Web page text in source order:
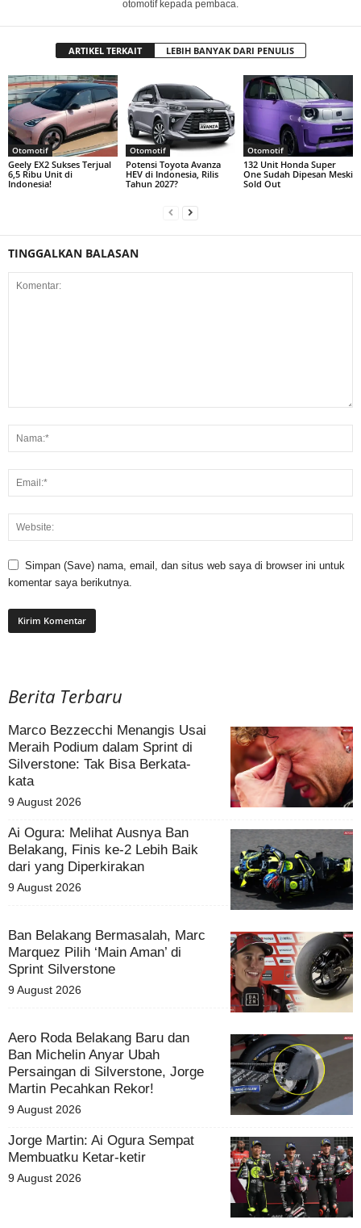
otomotif kepada pembaca.
ARTIKEL TERKAIT LEBIH BANYAK DARI PENULIS
Otomotif
Geely EX2 Sukses Terjual
6,5 Ribu Unit di
Indonesia!
Otomotif
Potensi Toyota Avanza
HEV di Indonesia, Rilis
Tahun 2027?
Otomotif
132 Unit Honda Super
One Sudah Dipesan Meski
Sold Out
TINGGALKAN BALASAN
Simpan (Save) nama, email, dan situs web saya di browser ini untuk
komentar saya berikutnya.
Berita Terbaru
Marco Bezzecchi Menangis Usai
Meraih Podium dalam Sprint di
Silverstone: Tak Bisa Berkata-
kata
9 August 2026
Ai Ogura: Melihat Ausnya Ban
Belakang, Finis ke-2 Lebih Baik
dari yang Diperkirakan
9 August 2026
Ban Belakang Bermasalah, Marc
Marquez Pilih ‘Main Aman’ di
Sprint Silverstone
9 August 2026
Aero Roda Belakang Baru dan
Ban Michelin Anyar Ubah
Persaingan di Silverstone, Jorge
Martin Pecahkan Rekor!
9 August 2026
Jorge Martin: Ai Ogura Sempat
Membuatku Ketar-ketir
9 August 2026